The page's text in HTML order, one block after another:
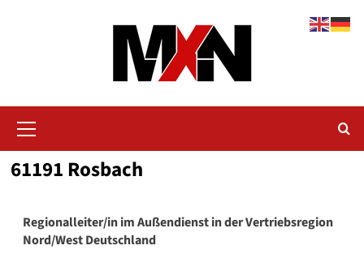
Menü
61191 Rosbach
Regionalleiter/in im Außendienst in der Vertriebsregion
Nord/West Deutschland